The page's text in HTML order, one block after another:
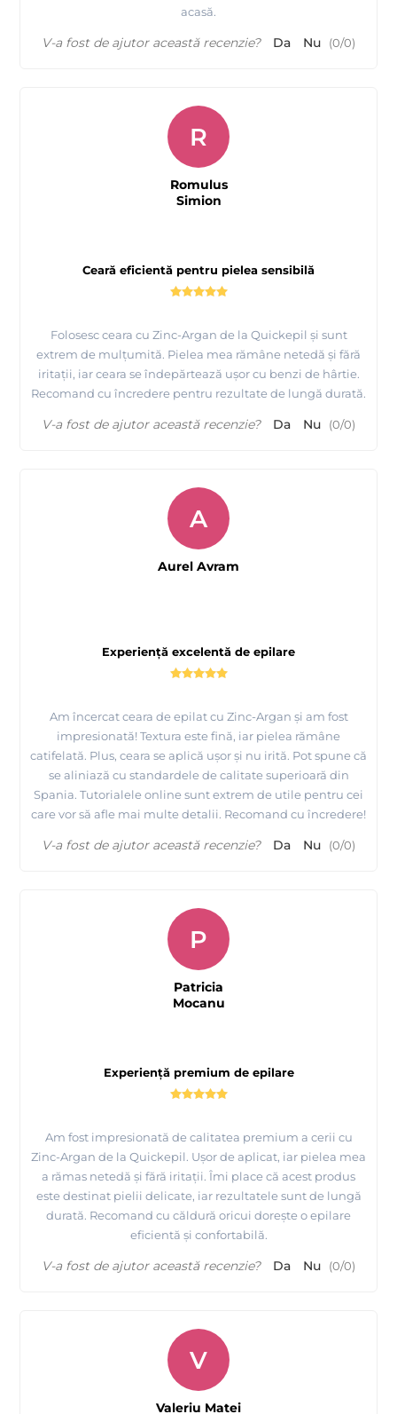
acasă.
V-a fost de ajutor această recenzie? Da Nu (0/0)
Ceară eficientă pentru pielea sensibilă
Folosesc ceara cu Zinc-Argan de la Quickepil și sunt
extrem de mulțumită. Pielea mea rămâne netedă și fără
iritații, iar ceara se îndepărtează ușor cu benzi de hârtie.
Recomand cu încredere pentru rezultate de lungă durată.
R
Romulus
Simion
V-a fost de ajutor această recenzie? Da Nu (0/0)
Experiență excelentă de epilare
Am încercat ceara de epilat cu Zinc-Argan și am fost
impresionată! Textura este fină, iar pielea rămâne
catifelată. Plus, ceara se aplică ușor și nu irită. Pot spune că
se aliniază cu standardele de calitate superioară din
Spania. Tutorialele online sunt extrem de utile pentru cei
care vor să afle mai multe detalii. Recomand cu încredere!
A
Aurel Avram
V-a fost de ajutor această recenzie? Da Nu (0/0)
Experiență premium de epilare
Am fost impresionată de calitatea premium a cerii cu
Zinc-Argan de la Quickepil. Ușor de aplicat, iar pielea mea
a rămas netedă și fără iritații. Îmi place că acest produs
este destinat pielii delicate, iar rezultatele sunt de lungă
durată. Recomand cu căldură oricui dorește o epilare
eficientă și confortabilă.
P
Patricia
Mocanu
V-a fost de ajutor această recenzie? Da Nu (0/0)
V
Valeriu Matei